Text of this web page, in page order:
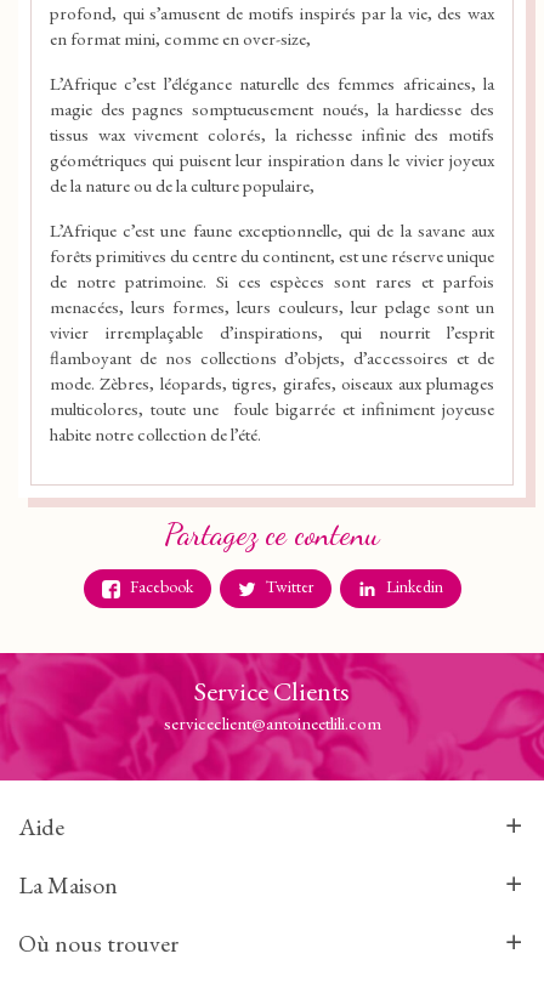
profond, qui s’amusent de motifs inspirés par la vie, des wax
en format mini, comme en over-size,
L’Afrique c’est l’élégance naturelle des femmes africaines, la
magie des pagnes somptueusement noués, la hardiesse des
tissus wax vivement colorés, la richesse infinie des motifs
géométriques qui puisent leur inspiration dans le vivier joyeux
de la nature ou de la culture populaire,
L’Afrique c’est une faune exceptionnelle, qui de la savane aux
forêts primitives du centre du continent, est une réserve unique
de notre patrimoine. Si ces espèces sont rares et parfois
menacées, leurs formes, leurs couleurs, leur pelage sont un
vivier irremplaçable d’inspirations, qui nourrit l’esprit
flamboyant de nos collections d’objets, d’accessoires et de
mode. Zèbres, léopards, tigres, girafes, oiseaux aux plumages
multicolores, toute une
foule bigarrée et infiniment joyeuse
habite notre collection de l’été.
Partagez ce contenu
Facebook Twitter Linkedin
Service Clients
serviceclient@antoineetlili.com
Aide
La Maison
Où nous trouver